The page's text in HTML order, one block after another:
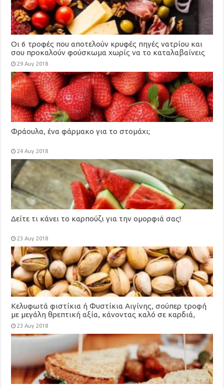
Οι 6 τροφές που αποτελούν κρυφές πηγές νατρίου και
σου προκαλούν φούσκωμα χωρίς να το καταλαβαίνεις
29 Αυγ 2018
Φράουλα, ένα φάρμακο για το στομάχι;
24 Αυγ 2018
Δείτε τι κάνει το καρπούζι για την ομορφιά σας!
23 Αυγ 2018
Κελυφωτά φιστίκια ή Φυστίκια Αιγίνης, σούπερ τροφή
με μεγάλη θρεπτική αξία, κάνοντας καλό σε καρδιά,
χοληστερίνη, μάτια, αδυνάτισμα
23 Αυγ 2018